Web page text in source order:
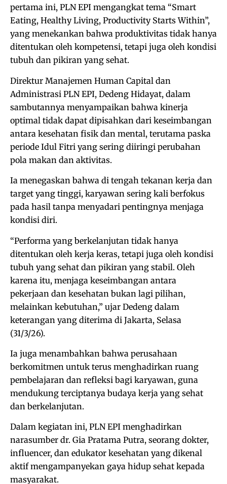
pertama ini, PLN EPI mengangkat tema “Smart
Eating, Healthy Living, Productivity Starts Within”,
yang menekankan bahwa produktivitas tidak hanya
ditentukan oleh kompetensi, tetapi juga oleh kondisi
tubuh dan pikiran yang sehat.
Direktur Manajemen Human Capital dan
Administrasi PLN EPI, Dedeng Hidayat, dalam
sambutannya menyampaikan bahwa kinerja
optimal tidak dapat dipisahkan dari keseimbangan
antara kesehatan fisik dan mental, terutama paska
periode Idul Fitri yang sering diiringi perubahan
pola makan dan aktivitas.
Ia menegaskan bahwa di tengah tekanan kerja dan
target yang tinggi, karyawan sering kali berfokus
pada hasil tanpa menyadari pentingnya menjaga
kondisi diri.
“Performa yang berkelanjutan tidak hanya
ditentukan oleh kerja keras, tetapi juga oleh kondisi
tubuh yang sehat dan pikiran yang stabil. Oleh
karena itu, menjaga keseimbangan antara
pekerjaan dan kesehatan bukan lagi pilihan,
melainkan kebutuhan,” ujar Dedeng dalam
keterangan yang diterima di Jakarta, Selasa
(31/3/26).
Ia juga menambahkan bahwa perusahaan
berkomitmen untuk terus menghadirkan ruang
pembelajaran dan refleksi bagi karyawan, guna
mendukung terciptanya budaya kerja yang sehat
dan berkelanjutan.
Dalam kegiatan ini, PLN EPI menghadirkan
narasumber dr. Gia Pratama Putra, seorang dokter,
influencer, dan edukator kesehatan yang dikenal
aktif mengampanyekan gaya hidup sehat kepada
masyarakat.